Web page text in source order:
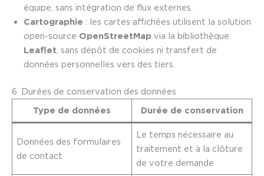
équipe, sans intégration de flux externes.
Cartographie : les cartes affichées utilisent la solution
open-source OpenStreetMap via la bibliothèque
Leaflet, sans dépôt de cookies ni transfert de
données personnelles vers des tiers.
6. Durées de conservation des données
Type de données
Durée de conservation
Données des formulaires
de contact
Le temps nécessaire au
traitement et à la clôture
de votre demande